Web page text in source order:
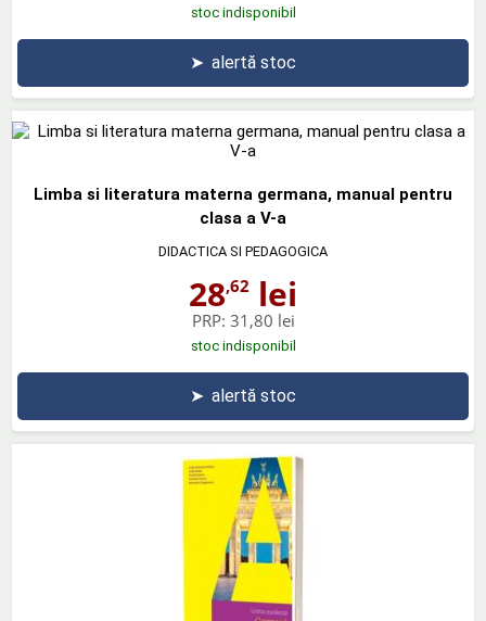
stoc indisponibil
➤ alertă stoc
Limba si literatura materna germana, manual pentru
clasa a V-a
DIDACTICA SI PEDAGOGICA
28,62 lei
PRP: 31,80 lei
stoc indisponibil
➤ alertă stoc